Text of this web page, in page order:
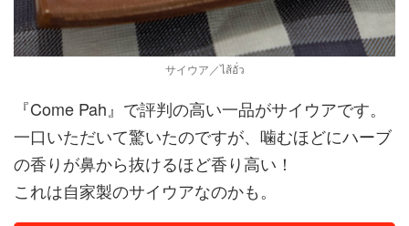
サイウア／ไส้อั่ว
『Come Pah』で評判の高い一品がサイウアです。
一口いただいて驚いたのですが、噛むほどにハーブ
の香りが鼻から抜けるほど香り高い！
これは自家製のサイウアなのかも。